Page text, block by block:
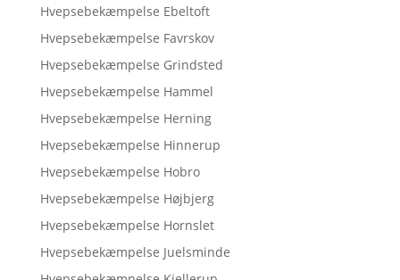
Hvepsebekæmpelse Ebeltoft
Hvepsebekæmpelse Favrskov
Hvepsebekæmpelse Grindsted
Hvepsebekæmpelse Hammel
Hvepsebekæmpelse Herning
Hvepsebekæmpelse Hinnerup
Hvepsebekæmpelse Hobro
Hvepsebekæmpelse Højbjerg
Hvepsebekæmpelse Hornslet
Hvepsebekæmpelse Juelsminde